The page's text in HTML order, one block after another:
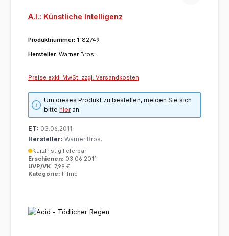
A.I.: Künstliche Intelligenz
Produktnummer: 1182749
Hersteller: Warner Bros.
Preise exkl. MwSt. zzgl. Versandkosten
Um dieses Produkt zu bestellen, melden Sie sich
bittehieran.
ET: 03.06.2011
Hersteller: Warner Bros.
Kurzfristig lieferbar
Erschienen: 03.06.2011
UVP/VK: 7,99 €
Kategorie: Filme